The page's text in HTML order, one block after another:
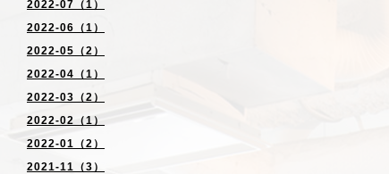
2022-07（1）
2022-06（1）
2022-05（2）
2022-04（1）
2022-03（2）
2022-02（1）
2022-01（2）
2021-11（3）